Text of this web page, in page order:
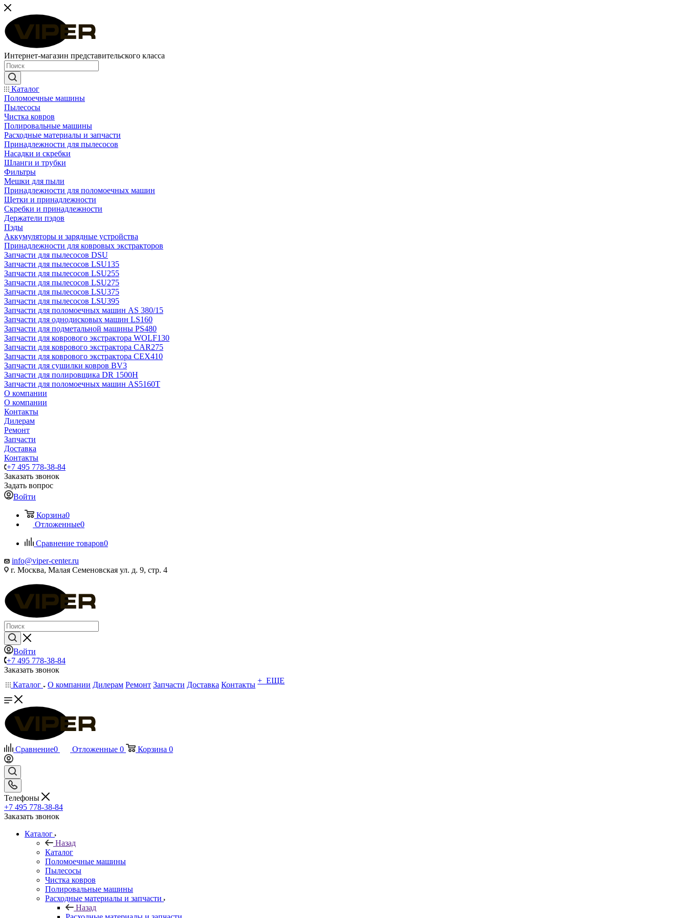
Интернет-магазин представительского класса
Каталог
Поломоечные машины
Пылесосы
Чистка ковров
Полировальные машины
Расходные материалы и запчасти
Принадлежности для пылесосов
Насадки и скребки
Шланги и трубки
Фильтры
Мешки для пыли
Принадлежности для поломоечных машин
Щетки и принадлежности
Скребки и принадлежности
Держатели пэдов
Пэды
Аккумуляторы и зарядные устройства
Принадлежности для ковровых экстракторов
Запчасти для пылесосов DSU
Запчасти для пылесосов LSU135
Запчасти для пылесосов LSU255
Запчасти для пылесосов LSU275
Запчасти для пылесосов LSU375
Запчасти для пылесосов LSU395
Запчасти для поломоечных машин AS 380/15
Запчасти для однодисковых машин LS160
Запчасти для подметальной машины PS480
Запчасти для коврового экстрактора WOLF130
Запчасти для коврового экстрактора CAR275
Запчасти для коврового экстрактора CEX410
Запчасти для сушилки ковров BV3
Запчасти для полировщика DR 1500H
Запчасти для поломоечных машин AS5160T
О компании
О компании
Контакты
Дилерам
Ремонт
Запчасти
Доставка
Контакты
+7 495 778-38-84
Заказать звонок
Задать вопрос
Войти
Корзина0
Отложенные0
Сравнение товаров0
info@viper-center.ru
г. Москва, Малая Семеновская ул. д. 9, стр. 4
Войти
+7 495 778-38-84
Заказать звонок
Каталог
О компании Дилерам Ремонт Запчасти Доставка Контакты + ЕЩЕ
Сравнение0 Отложенные 0 Корзина 0
Телефоны
+7 495 778-38-84
Заказать звонок
Каталог
Назад
Каталог
Поломоечные машины
Пылесосы
Чистка ковров
Полировальные машины
Расходные материалы и запчасти
Назад